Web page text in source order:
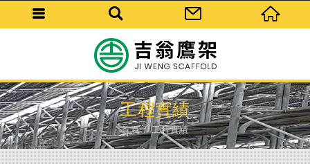
工程實績
首頁 工程實績